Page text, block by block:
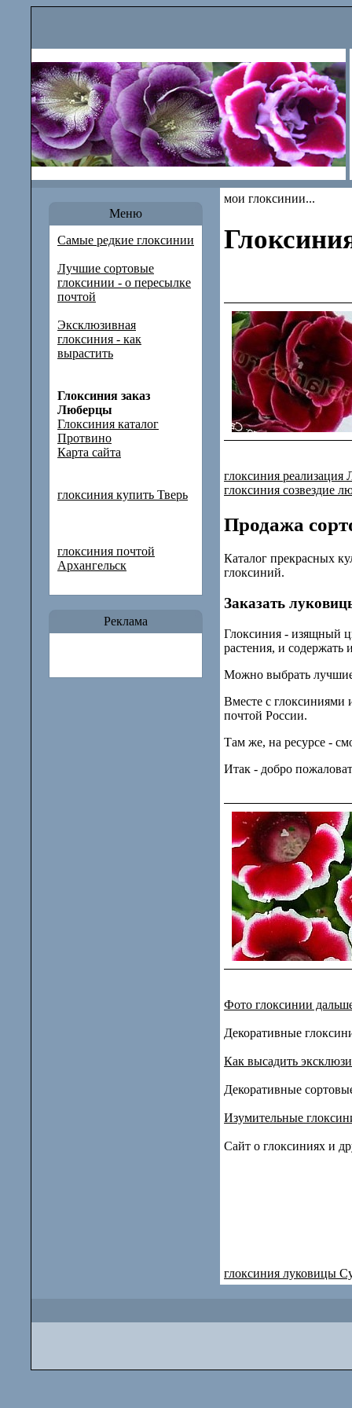
Меню
Самые редкие глоксинии
Лучшие сортовые
глоксинии - о пересылке
почтой
Эксклюзивная
глоксиния - как
вырастить
Глоксиния заказ
Люберцы
Глоксиния каталог
Протвино
Карта сайта
глоксиния купить Тверь
глоксиния почтой
Архангельск
Реклама
мои глоксинии...
глоксиния реализация
глоксиния созвездие
Продажа
Каталог прекрасных
глоксиний.
Заказать
Глоксиния - изящный
растения, и
Можно выбрать лучшие
Вместе с глоксиниями
почтой России.
Там же, на ресурсе -
Итак - добро
Фото глоксинии
Декоративные
Как высадить
Декоративные
Изумительные
Сайт о глоксиниях и
глоксиния луковицы